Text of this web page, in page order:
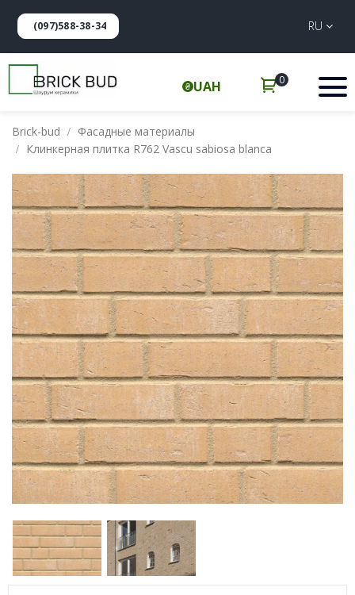
(097)588-38-34 RU
UAH 0
Brick-bud
Фасадные материалы
Клинкерная плитка R762 Vascu sabiosa blanca